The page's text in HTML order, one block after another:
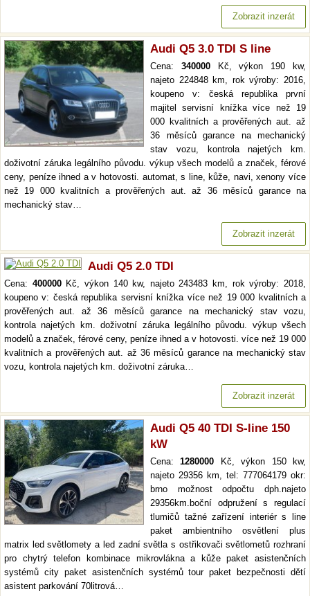
Zobrazit inzerát
Audi Q5 3.0 TDI S line
Cena: 340000Kč, výkon 190 kw,
najeto 224848 km, rok výroby: 2016,
koupeno v: česká republika první
majitel servisní knížka více než 19
000 kvalitních a prověřených aut. až
36 měsíců garance na mechanický
stav vozu, kontrola najetých km.
doživotní záruka legálního původu. výkup všech modelů a značek, férové
ceny, peníze ihned a v hotovosti. automat, s line, kůže, navi, xenony více
než 19 000 kvalitních a prověřených aut. až 36 měsíců garance na
mechanický stav…
Zobrazit inzerát
Audi Q5 2.0 TDI
Cena: 400000Kč, výkon 140 kw, najeto 243483 km, rok výroby: 2018,
koupeno v: česká republika servisní knížka více než 19 000 kvalitních a
prověřených aut. až 36 měsíců garance na mechanický stav vozu,
kontrola najetých km. doživotní záruka legálního původu. výkup všech
modelů a značek, férové ceny, peníze ihned a v hotovosti. více než 19 000
kvalitních a prověřených aut. až 36 měsíců garance na mechanický stav
vozu, kontrola najetých km. doživotní záruka…
Zobrazit inzerát
Audi Q5 40 TDI S-line 150
kW
Cena:1280000 Kč, výkon 150 kw,
najeto 29356 km, tel: 777064179 okr:
brno možnost odpočtu dph.najeto
29356km.boční odpružení s regulací
tlumičů tažné zařízení interiér s line
paket ambientního osvětlení plus
matrix led světlomety a led zadní světla s ostřikovači světlometů rozhraní
pro chytrý telefon kombinace mikrovlákna a kůže paket asistenčních
systémů city paket asistenčních systémů tour paket bezpečnosti dětí
asistent parkování 70litrová…